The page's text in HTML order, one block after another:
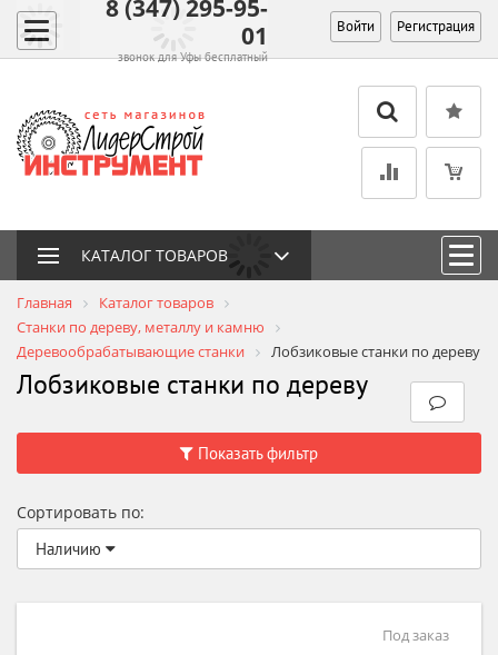
8 (347) 295-95-
01
звонок для Уфы бесплатный
Войти Регистрация
КАТАЛОГ ТОВАРОВ
Главная
Каталог товаров
Станки по дереву, металлу и камню
Деревообрабатывающие станки
Лобзиковые станки по дереву
Лобзиковые станки по дереву
Показать фильтр
Сортировать по:
Наличию
Под заказ